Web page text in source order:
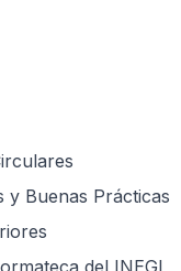
y Buenas Prácticas
del INEGI